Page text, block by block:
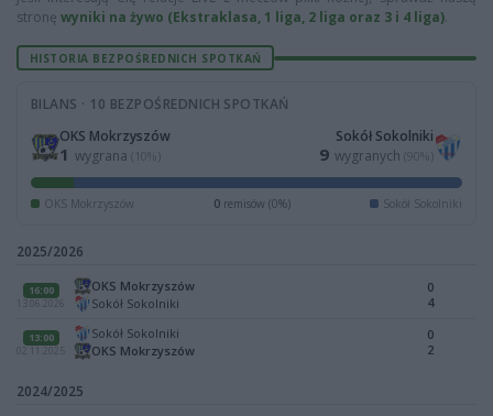
stronę wyniki na żywo (Ekstraklasa, 1 liga, 2 liga oraz 3 i 4 liga).
HISTORIA BEZPOŚREDNICH SPOTKAŃ
BILANS · 10 BEZPOŚREDNICH SPOTKAŃ
OKS Mokrzyszów
1 wygrana (10%)
Sokół Sokolniki
9 wygranych (90%)
OKS Mokrzyszów 0 remisów (0%) Sokół Sokolniki
2025/2026
16:00
13.06.2026
OKS Mokrzyszów
Sokół Sokolniki
0
4
13:00
02.11.2025
Sokół Sokolniki
OKS Mokrzyszów
0
2
2024/2025